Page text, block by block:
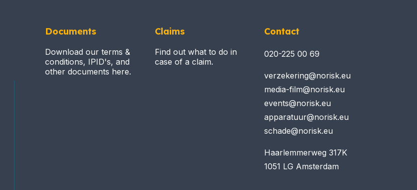
Documents
Download our terms &
conditions, IPID's, and
other documents here.
Claims
Find out what to do in
case of a claim.
Contact
020-225 00 69
verzekering@norisk.eu
media-film@norisk.eu
events@norisk.eu
apparatuur@norisk.eu
schade@norisk.eu
Haarlemmerweg 317K
1051 LG Amsterdam